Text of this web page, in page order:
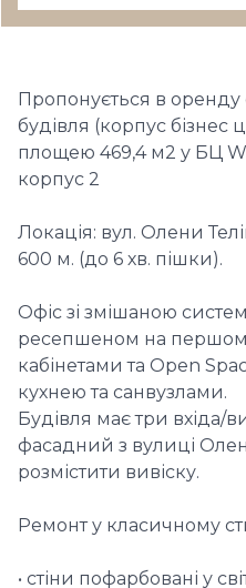
Пропонується в
будівля (корпус бізнес
площею 469,4 м2 у БЦ
корпус 2
Локація: вул. Олени
600 м. (до 6 хв. пішки).
Офіс зі змішаною
ресепшеном на
кабінетами та Open
кухнею та санвузлами.
Будівля має три вхіда/
фасадний з вулиці
розмістити вивіску.
Ремонт у класичному
• стіни пофарбовані у